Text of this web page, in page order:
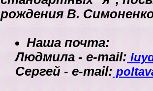
рождения В.
Наша почта:
Людмила - е-mail:
Сергей - е-mail: